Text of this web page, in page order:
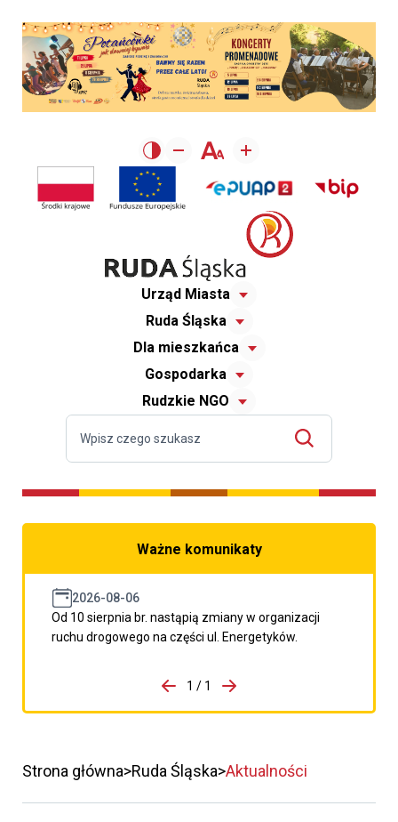
Urząd Miasta
Ruda Śląska
Dla mieszkańca
Gospodarka
Rudzkie NGO
Ważne komunikaty
2026-08-06
Od 10 sierpnia br. nastąpią zmiany w organizacji
ruchu drogowego na części ul. Energetyków.
porzpedniego komunikatu
1 / 1
Przejdź do następnego
Strona główna Ruda Śląska Aktualności